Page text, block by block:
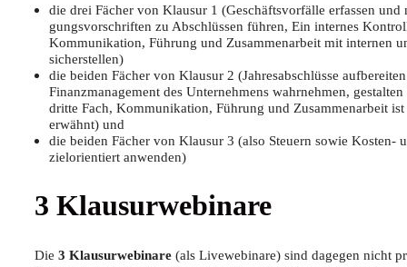
die drei Fächer von Klau­sur 1 (Geschäfts­vor­fäl­le erfas­sen
gungs­vor­schrif­ten zu Abschlüs­sen füh­ren, Ein inter­nes
Kom­mu­ni­ka­ti­on, Füh­rung und Zusam­men­ar­beit mit inter­nen
sicherstellen)
die bei­den Fächer von Klau­sur 2 (Jah­res­ab­schlüs­se
Finanz­ma­nage­ment des Unter­neh­mens wahr­neh­men,
drit­te Fach, Kom­mu­ni­ka­ti­on, Füh­rung und Zusam­men­ar­beit
erwähnt) und
die bei­den Fächer von Klau­sur 3 (also Steu­ern sowie Kos­ten-
ziel­ori­en­tiert anwenden)
3 Klau­sur­web­i­na­re
Die 3 Klau­sur­web­i­na­re (als Live­web­i­na­re) sind dage­gen nicht